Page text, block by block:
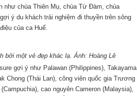
như chùa Thiên Mụ, chùa Từ Đàm, chùa
ý du khách trải nghiệm đi thuyền trên sông
của ca Huế.
bởi một vẻ đẹp khác lạ. Ảnh: Hoàng Lê
gợi ý như Palawan (Philippines), Takayama
Chong (Thái Lan), công viên quốc gia Trương
cao nguyên Cameron (Malaysia),